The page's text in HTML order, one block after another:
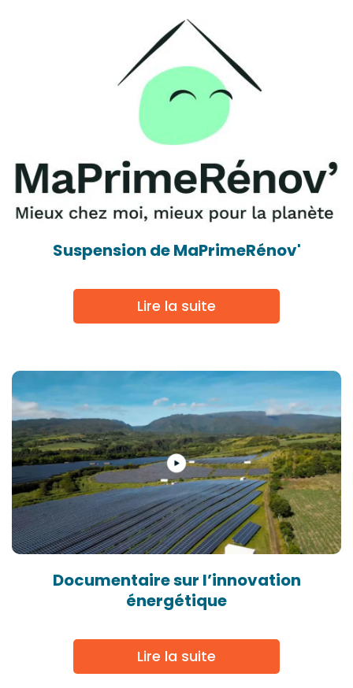
Suspension de MaPrimeRénov'
Lire la suite
Documentaire sur l’innovation
énergétique
Lire la suite